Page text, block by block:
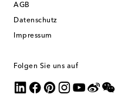
AGB
Datenschutz
Impressum
Folgen Sie uns auf